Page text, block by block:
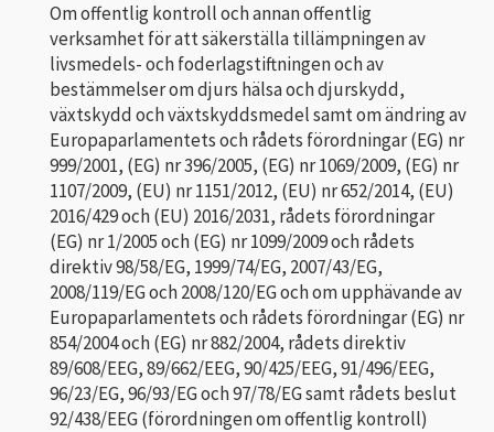
Om offentlig kontroll och annan offentlig
verksamhet för att säkerställa tillämpningen av
livsmedels- och foderlagstiftningen och av
bestämmelser om djurs hälsa och djurskydd,
växtskydd och växtskyddsmedel samt om ändring av
Europaparlamentets och rådets förordningar (EG) nr
999/2001, (EG) nr 396/2005, (EG) nr 1069/2009, (EG) nr
1107/2009, (EU) nr 1151/2012, (EU) nr 652/2014, (EU)
2016/429 och (EU) 2016/2031, rådets förordningar
(EG) nr 1/2005 och (EG) nr 1099/2009 och rådets
direktiv 98/58/EG, 1999/74/EG, 2007/43/EG,
2008/119/EG och 2008/120/EG och om upphävande av
Europaparlamentets och rådets förordningar (EG) nr
854/2004 och (EG) nr 882/2004, rådets direktiv
89/608/EEG, 89/662/EEG, 90/425/EEG, 91/496/EEG,
96/23/EG, 96/93/EG och 97/78/EG samt rådets beslut
92/438/EEG (förordningen om offentlig kontroll)